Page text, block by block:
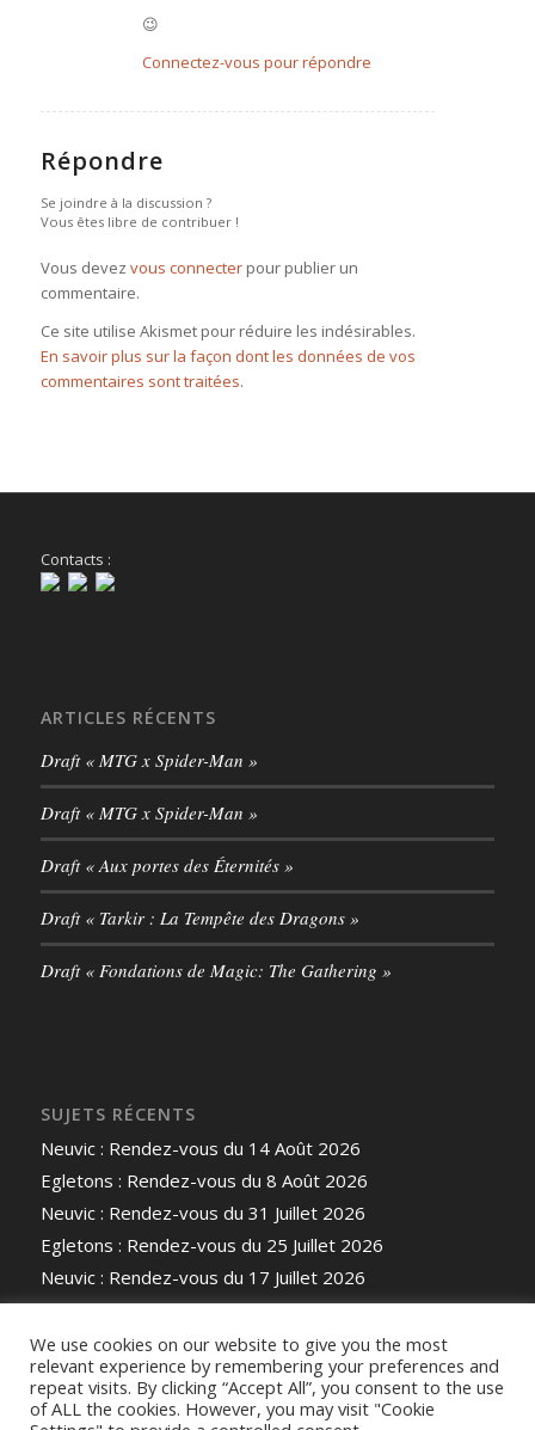
😉
Connectez-vous pour répondre
Répondre
Se joindre à la discussion ?
Vous êtes libre de contribuer !
Vous devez vous connecterpour publier un
commentaire.
Ce site utilise Akismet pour réduire les indésirables.
En savoir plus sur la façon dont les données de vos
commentaires sont traitées.
Contacts :
ARTICLES RÉCENTS
Draft « MTG x Spider-Man »
Draft « MTG x Spider-Man »
Draft « Aux portes des Éternités »
Draft « Tarkir : La Tempête des Dragons »
Draft « Fondations de Magic: The Gathering »
SUJETS RÉCENTS
Neuvic : Rendez-vous du 14 Août 2026
Egletons : Rendez-vous du 8 Août 2026
Neuvic : Rendez-vous du 31 Juillet 2026
Egletons : Rendez-vous du 25 Juillet 2026
Neuvic : Rendez-vous du 17 Juillet 2026
© Copyright -Les Gardiens des Univers Ludiques-Enfold Theme by
We use cookies on our website to give you the most
relevant experience by remembering your preferences and
repeat visits. By clicking “Accept All”, you consent to the use
of ALL the cookies. However, you may visit "Cookie